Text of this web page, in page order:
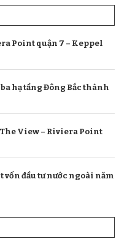
Point quận 7 – Keppel
hạ tầng Đông Bắc thành
View – Riviera Point
vốn đầu tư nước ngoài năm